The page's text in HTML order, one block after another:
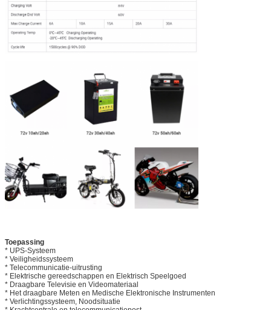
Toepassing
* UPS-Systeem
* Veiligheidssysteem
* Telecommunicatie-uitrusting
* Elektrische gereedschappen en Elektrisch Speelgoed
* Draagbare Televisie en Videomateriaal
* Het draagbare Meten en Medische Elektronische Instrumenten
* Verlichtingssysteem, Noodsituatie